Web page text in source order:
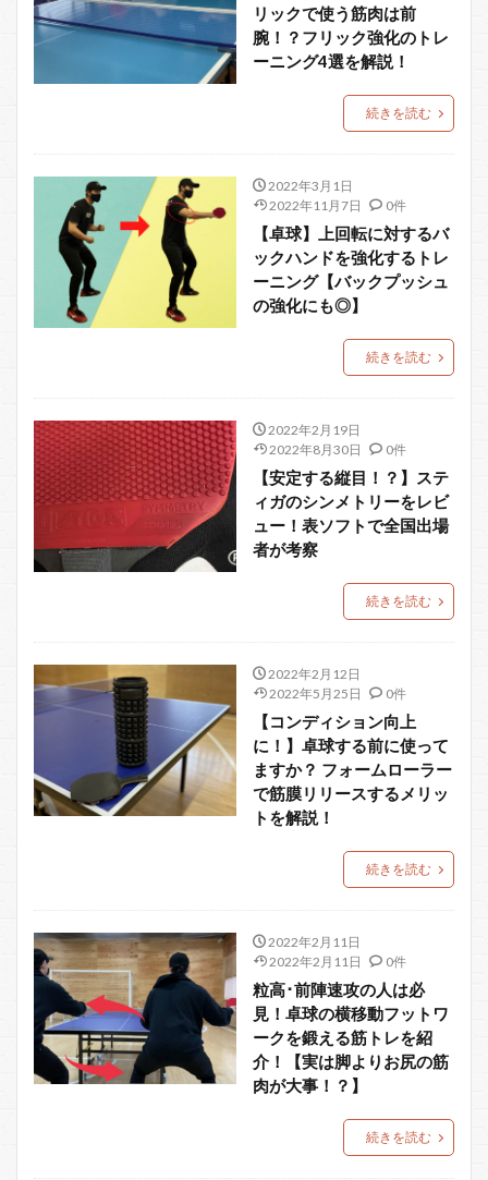
リックで使う筋肉は前
腕！？フリック強化のトレ
ーニング4選を解説！
続きを読む
2022年3月1日
2022年11月7日
0件
【卓球】上回転に対するバ
ックハンドを強化するトレ
ーニング【バックプッシュ
の強化にも◎】
続きを読む
2022年2月19日
2022年8月30日
0件
【安定する縦目！？】ステ
ィガのシンメトリーをレビ
ュー！表ソフトで全国出場
者が考察
続きを読む
2022年2月12日
2022年5月25日
0件
【コンディション向上
に！】卓球する前に使って
ますか？ フォームローラー
で筋膜リリースするメリッ
トを解説！
続きを読む
2022年2月11日
2022年2月11日
0件
粒高･前陣速攻の人は必
見！卓球の横移動フットワ
ークを鍛える筋トレを紹
介！【実は脚よりお尻の筋
肉が大事！？】
続きを読む